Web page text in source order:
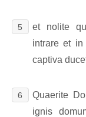
5
et nolite
intrare et in
captiva
6
Quaerite
ignis